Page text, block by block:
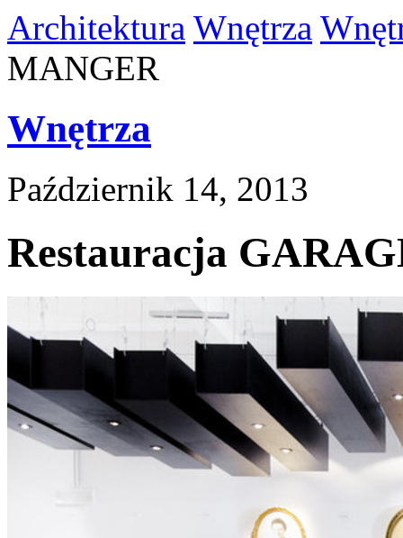
Architektura Wnętrza
MANGER
Wnętrza
Październik 14, 2013
Restauracja